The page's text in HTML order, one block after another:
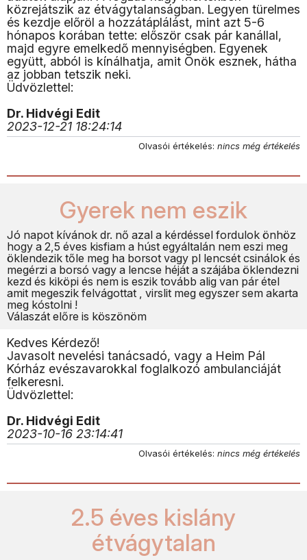
közrejátszik az étvágytalanságban. Legyen türelmes
és kezdje előröl a hozzátáplálást, mint azt 5-6
hónapos korában tette: először csak pár kanállal,
majd egyre emelkedő mennyiségben. Egyenek
együtt, abból is kínálhatja, amit Önök esznek, hátha
az jobban tetszik neki.
Üdvözlettel:
Dr. Hidvégi Edit
2023-12-21 18:24:14
Olvasói értékelés: nincs még értékelés
Gyerek nem eszik
Jó napot kívánok dr. nő azal a kérdéssel fordulok önhöz
hogy a 2,5 éves kisfiam a húst egyáltalán nem eszi meg
öklendezik tőle meg ha borsot vagy pl lencsét csinálok és
megérzi a borsó vagy a lencse héját a szájába öklendezni
kezd és kiköpi és nem is eszik tovább alig van pár étel
amit megeszik felvágottat , virslit meg egyszer sem akarta
meg kóstolni !
Válaszát előre is köszönöm
Kedves Kérdező!
Javasolt nevelési tanácsadó, vagy a Heim Pál
Kórház evészavarokkal foglalkozó ambulanciáját
felkeresni.
Üdvözlettel:
Dr. Hidvégi Edit
2023-10-16 23:14:41
Olvasói értékelés: nincs még értékelés
2.5 éves kislány
étvágytalan